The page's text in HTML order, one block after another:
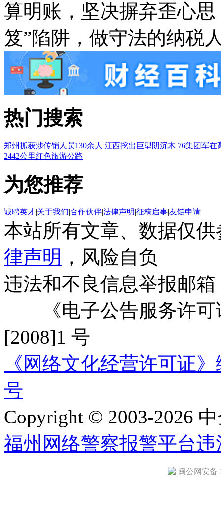
算明账，坚决摒弃歪心
笈”陷阱，做守法的纳税
热门搜索
郑州抓获涉传销人员130余人 江西挖出巨型阴沉木 76集团军在
2442公里红色旅游公路
为您推荐
诚聘英才|关于我们|合作伙伴|法律声明|征稿启事|友链申请
本站所有文章、数据仅
律声明 ，风险自负
违法和不良信息举报邮箱
《电子公告服务许可
[2008]1 号
《网络文化经营许可证
号
Copyright © 2003-2026
福州网络警察报警平台违
闽公网安备